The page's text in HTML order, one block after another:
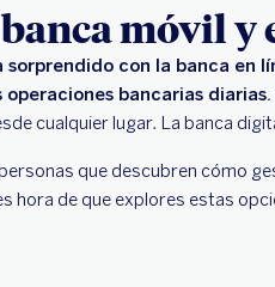
móvil y
sorprendido con la banca en
bancarias diarias.
cualquier lugar. La banca
que descubren cómo
hora de que explores estas